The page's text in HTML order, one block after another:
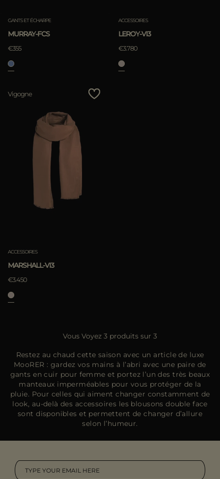
GANTS ET ÉCHARPE
MURRAY-FCS
€355
ACCESSOIRES
LEROY-VI3
€3.780
Vigogne
ACCESSOIRES
MARSHALL-VI3
€3.450
Vous Voyez 3 produits sur 3
Restez au chaud cette saison avec un article de luxe
MooRER : gardez vos mains à l’abri avec une paire de
gants en cuir pour femme et portez l’un des très beaux
manteaux imperméables pour vous protéger de la
pluie. Pour celles qui aiment changer constamment de
look, au-delà des accessoires les blousons double face
sont disponibles et permettent de changer d’allure
selon l’humeur.